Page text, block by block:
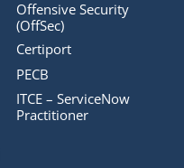
Offensive Security
(OffSec)
Certiport
PECB
ITCE – ServiceNow
Practitioner